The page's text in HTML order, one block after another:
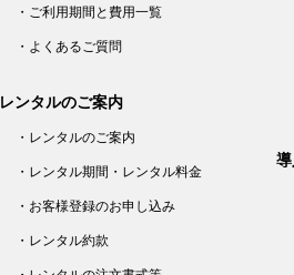
・ご利用期間と費用一覧
・よくあるご質問
レンタルのご案内
・レンタルのご案内
・レンタル期間・レンタル料金
・お客様登録のお申し込み
・レンタル約款